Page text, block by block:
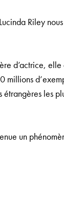
Riley
d’actrice,
millions
les
un